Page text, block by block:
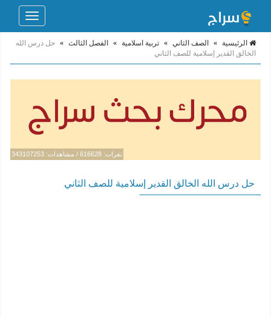
Toggle
الرئيسية » الصف الثاني » تربية اسلامية » الفصل الثالث » حل درس الله
الخالق القدير إسلامية للصف الثاني
نقرات: 616628 / مشاهدات: 343107253
حل درس الله الخالق القدير إسلامية للصف الثاني